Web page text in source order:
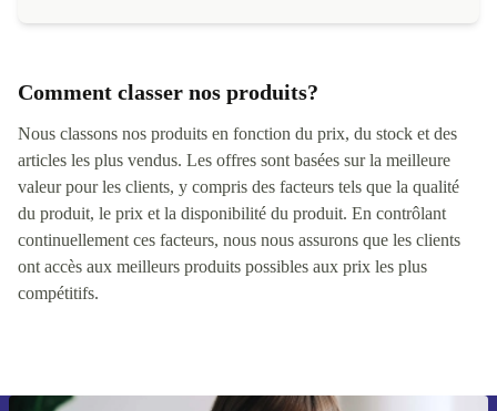
Comment classer nos produits?
Nous classons nos produits en fonction du prix, du stock et des
articles les plus vendus. Les offres sont basées sur la meilleure
valeur pour les clients, y compris des facteurs tels que la qualité
du produit, le prix et la disponibilité du produit. En contrôlant
continuellement ces facteurs, nous nous assurons que les clients
ont accès aux meilleurs produits possibles aux prix les plus
compétitifs.